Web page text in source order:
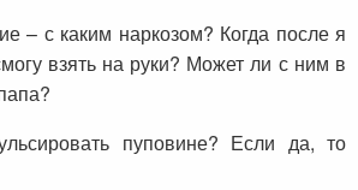
– с каким наркозом? Когда после я
взять на руки? Может ли с ним в
пуповине? Если да, то